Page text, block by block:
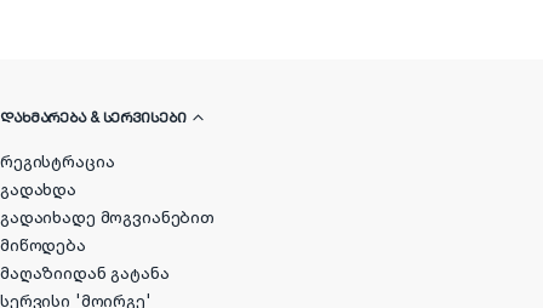
ᲓᲐᲮᲛᲐᲠᲔᲑᲐ & ᲡᲔᲠᲕᲘᲡᲔᲑᲘ
რეგისტრაცია
გადახდა
გადაიხადე მოგვიანებით
მიწოდება
მაღაზიიდან გატანა
სერვისი 'მოირგე'